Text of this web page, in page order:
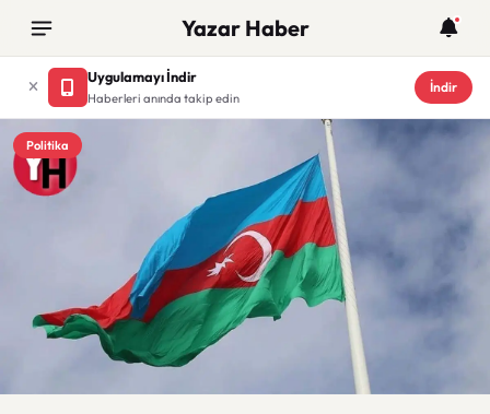
Yazar Haber
Uygulamayı İndir
Haberleri anında takip edin
İndir
Politika